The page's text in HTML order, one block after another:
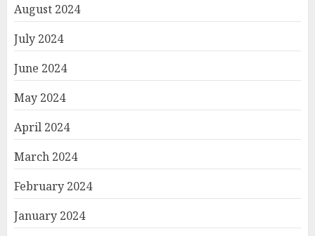
August 2024
July 2024
June 2024
May 2024
April 2024
March 2024
February 2024
January 2024